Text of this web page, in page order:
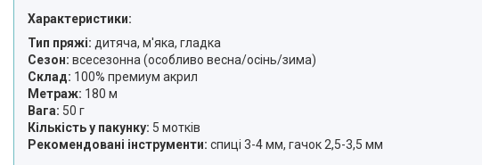
Характеристики:
Тип пряжі: дитяча, м'яка, гладка
Сезон: всесезонна (особливо весна/осінь/зима)
Склад: 100% премиум акрил
Метраж: 180 м
Вага: 50 г
Кількість у пакунку: 5 мотків
Рекомендовані інструменти: спиці 3-4 мм, гачок 2,5-3,5 мм